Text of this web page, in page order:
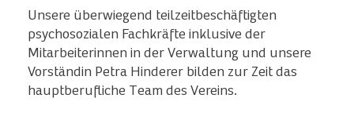
Unsere überwiegend teilzeitbeschäftigten
psychosozialen Fachkräfte inklusive der
Mitarbeiterinnen in der Verwaltung und unsere
Vorständin Petra Hinderer bilden zur Zeit das
hauptberufliche Team des Vereins.